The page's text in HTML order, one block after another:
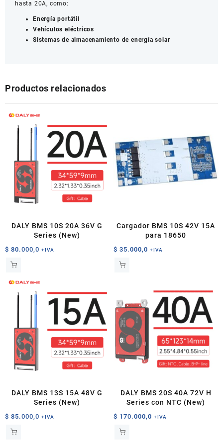
hasta 20A, como:
Energía portátil
Vehículos eléctricos
Sistemas de almacenamiento de energía solar
Productos relacionados
DALY BMS 10S 20A 36V G
Series (New)
$ 80.000,0 +IVA
Cargador BMS 10S 42V 15A
para 18650
$ 35.000,0 +IVA
DALY BMS 13S 15A 48V G
Series (New)
$ 85.000,0 +IVA
DALY BMS 20S 40A 72V H
Series con NTC (New)
$ 170.000,0 +IVA